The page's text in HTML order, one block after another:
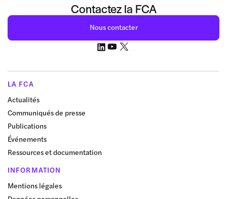
Contactez la FCA
Nous contacter
LA FCA
Actualités
Communiqués de presse
Publications
Événements
Ressources et documentation
INFORMATION
Mentions légales